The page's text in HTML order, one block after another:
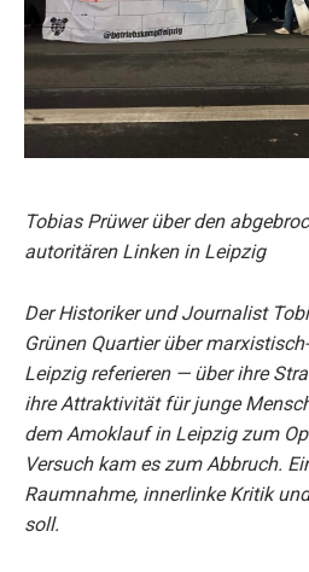
Tobias Prüwer über den
autoritären Linken in Leipzig
Der Historiker und Journalist
Grünen Quartier über
Leipzig referieren — über ihre
ihre Attraktivität für junge
dem Amoklauf in Leipzig zum
Versuch kam es zum Abbruch.
Raumnahme, innerlinke Kritik
soll.